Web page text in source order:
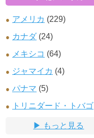
アメリカ (229)
カナダ(24)
メキシコ (64)
ジャマイカ (4)
パナマ (5)
トリニダード・トバゴ
もっと見る